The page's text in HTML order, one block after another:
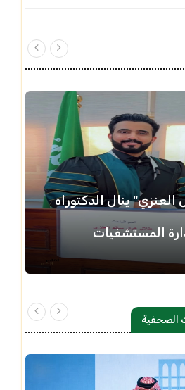
العنزي" ينال الدكتوراه
الصحفية